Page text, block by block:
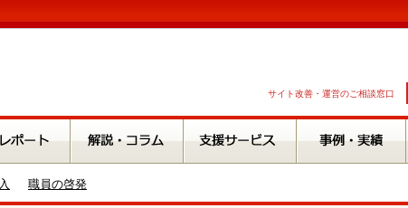
サイト改善・運営のご相談窓口
職員の啓発